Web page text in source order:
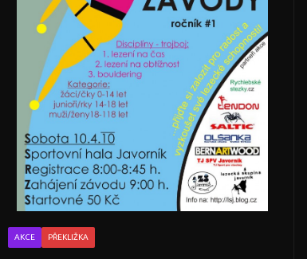
AKCE PŘEKLIŽKA